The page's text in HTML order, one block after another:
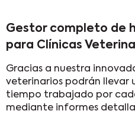
Gestor completo de
para Clínicas
Gracias a nuestra
veterinarios podrán llevar
tiempo trabajado por
mediante informes